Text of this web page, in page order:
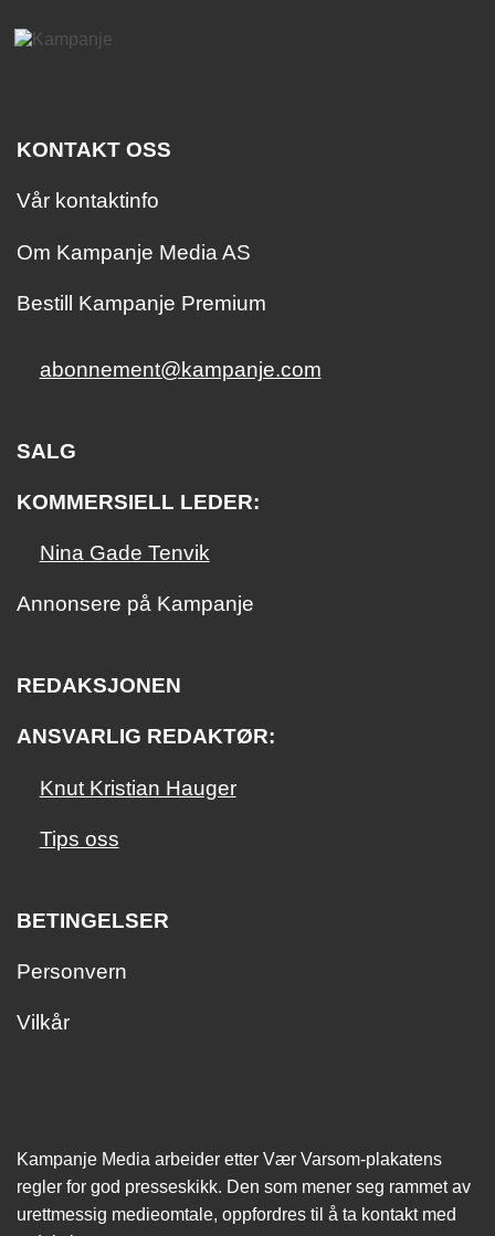
KONTAKT OSS
Vår kontaktinfo
Om Kampanje Media AS
Bestill Kampanje Premium
abonnement@kampanje.com
SALG
KOMMERSIELL LEDER:
Nina Gade Tenvik
Annonsere på Kampanje
REDAKSJONEN
ANSVARLIG REDAKTØR:
Knut Kristian Hauger
Tips oss
BETINGELSER
Personvern
Vilkår
Kampanje Media arbeider etter Vær Varsom-plakatens
regler for god presseskikk. Den som mener seg rammet av
urettmessig medie­omtale, oppfordres til å ta kontakt med